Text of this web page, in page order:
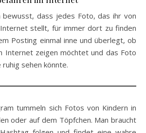
dass jedes Foto, das ihr von
stellt, für immer dort zu finden
Posting einmal inne und überlegt, ob
Internet zeigen möchtet und das Foto
sehen könnte.
tummeln sich Fotos von Kindern in
oder auf dem Töpfchen. Man braucht